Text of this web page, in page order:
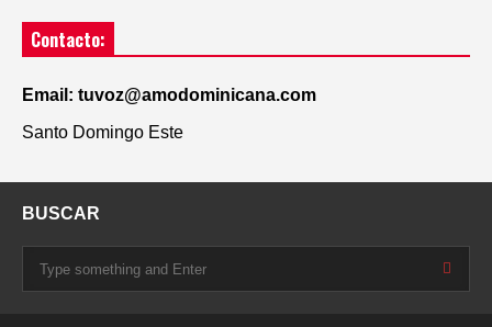
Contacto:
Email: tuvoz@amodominicana.com
Santo Domingo Este
BUSCAR